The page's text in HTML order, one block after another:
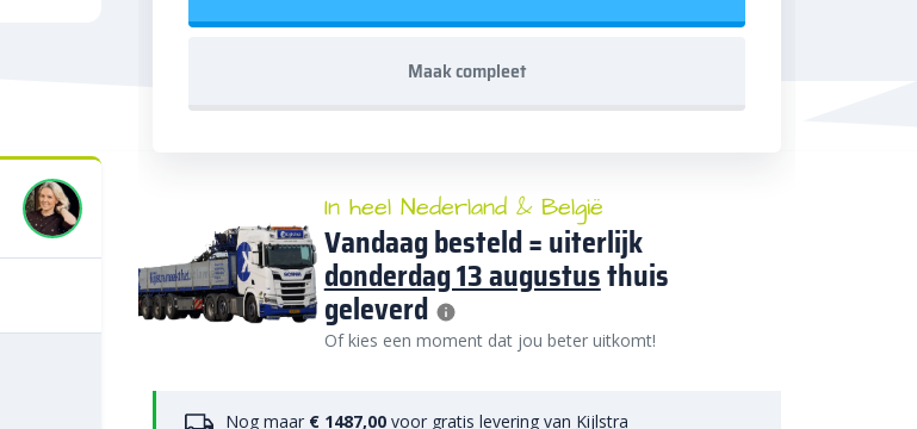
Maak compleet
In heel Nederland & België
Vandaag besteld = uiterlijk
donderdag 13 augustusthuis
geleverd
Of kies een moment dat jou beter uitkomt!
Nog maar € 1487,00 voor gratis levering van Kijlstra